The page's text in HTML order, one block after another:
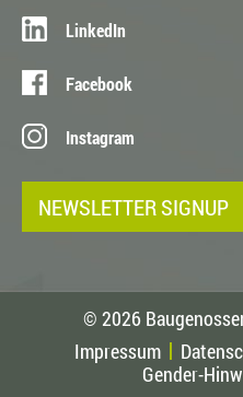
LinkedIn
Facebook
Instagram
NEWSLETTER SIGNUP
© 2026
Impressum
Gender-